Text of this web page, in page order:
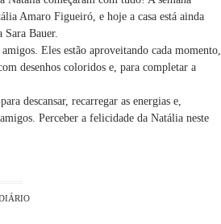
Amaro Figueiró, e hoje a casa está ainda
Sara Bauer.
Eles estão aproveitando cada momento,
desenhos coloridos e, para completar a
descansar, recarregar as energias e,
Perceber a felicidade da Natália neste